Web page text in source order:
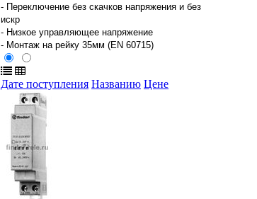
- Переключение без скачков напряжения и без
искр
- Низкое управляющее напряжение
- Монтаж на рейку 35мм (EN 60715)
Дате поступления Названию Цене